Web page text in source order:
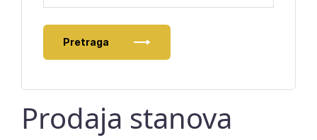
Pretraga
Prodaja stanova